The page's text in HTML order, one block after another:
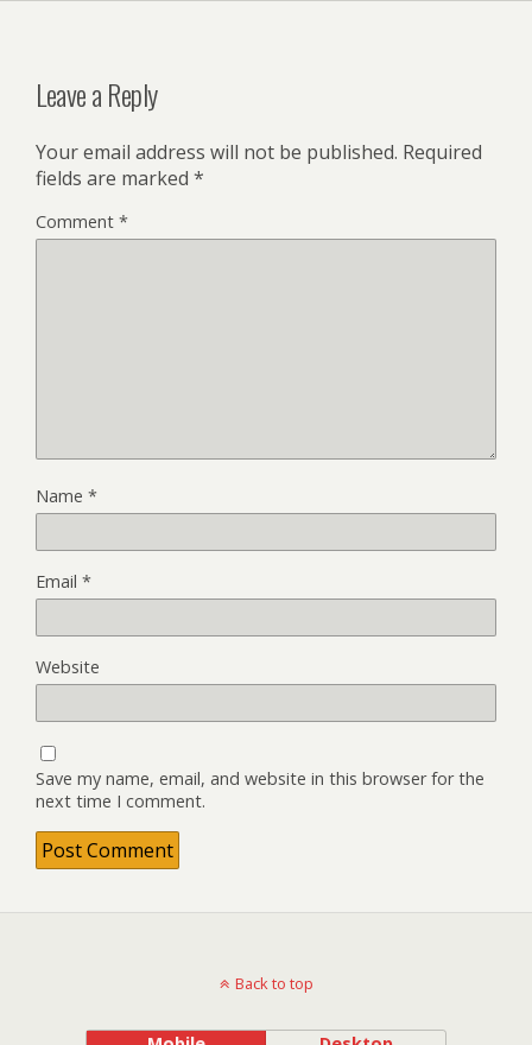
Leave a Reply
Your email address will not be published. Required
fields are marked *
Comment *
Name *
Email *
Website
Save my name, email, and website in this browser for the
next time I comment.
Back to top